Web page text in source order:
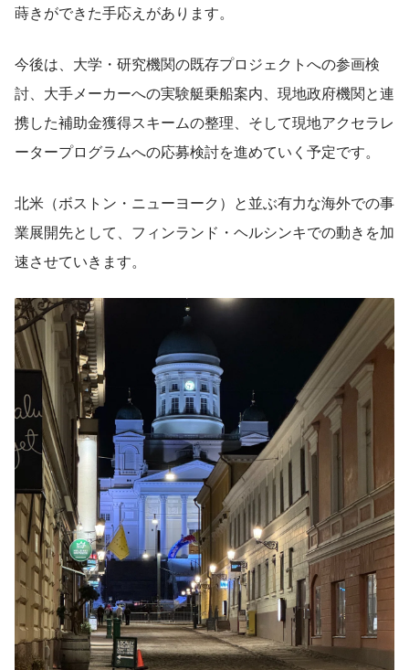
蒔きができた手応えがあります。
今後は、大学・研究機関の既存プロジェクトへの参画検
討、大手メーカーへの実験艇乗船案内、現地政府機関と連
携した補助金獲得スキームの整理、そして現地アクセラレ
ータープログラムへの応募検討を進めていく予定です。
北米（ボストン・ニューヨーク）と並ぶ有力な海外での事
業展開先として、フィンランド・ヘルシンキでの動きを加
速させていきます。